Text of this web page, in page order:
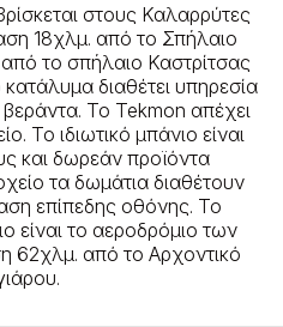
στους Καλαρρύτες
18χλμ. από το Σπήλαιο
το σπήλαιο Καστρίτσας
διαθέτει υπηρεσία
βεράντα. Το Tekmon απέχει
Το ιδιωτικό μπάνιο είναι
και δωρεάν προϊόντα
τα δωμάτια διαθέτουν
επίπεδης οθόνης. Το
είναι το αεροδρόμιο των
62χλμ. από το Αρχοντικό